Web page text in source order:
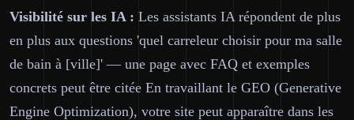
Visibilité sur les IA : Les assistants IA répondent de plus
en plus aux questions 'quel carreleur choisir pour ma salle
de bain à [ville]' — une page avec FAQ et exemples
concrets peut être citée En travaillant le GEO (Generative
Engine Optimization), votre site peut apparaître dans les